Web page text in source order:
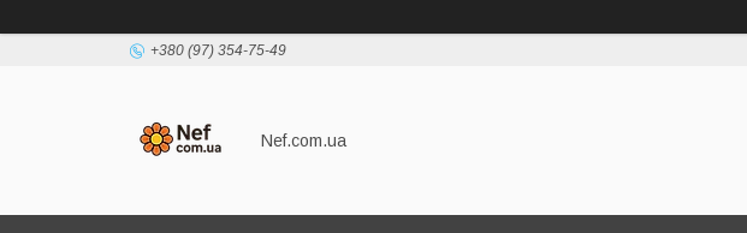
+380 (97) 354-75-49
Nef.com.ua